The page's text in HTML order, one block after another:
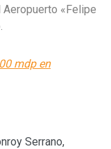
Aeropuerto «Felipe
mdp en
Serrano,